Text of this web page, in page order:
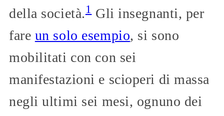
della società.1 Gli insegnanti, per
fare un solo esempio, si sono
mobilitati con con sei
manifestazioni e scioperi di massa
negli ultimi sei mesi, ognuno dei